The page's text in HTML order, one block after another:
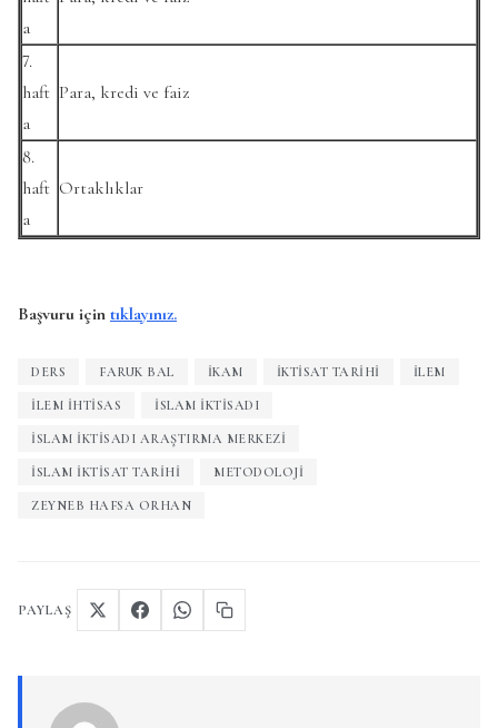
a
7.
haft
a
Para, kredi ve faiz
8.
haft
a
Ortaklıklar
Başvuru için tıklayınız.
DERS FARUK BAL IKAM İKTISAT TARIHI ILEM
İLEM İHTISAS ISLAM IKTISADI
İSLAM İKTISADI ARAŞTIRMA MERKEZI
İSLAM İKTISAT TARIHI METODOLOJI
ZEYNEB HAFSA ORHAN
PAYLAŞ